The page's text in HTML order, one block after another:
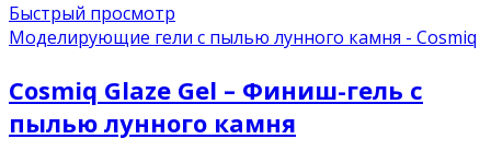
Быстрый просмотр
Моделирующие гели с пылью лунного камня - Cosmiq
Cosmiq Glaze Gel – Финиш-гель с
пылью лунного камня